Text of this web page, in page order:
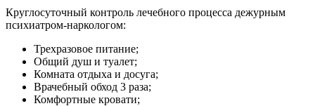
Круглосуточный контроль лечебного процесса дежурным
психиатром-наркологом:
Трехразовое питание;
Общий душ и туалет;
Комната отдыха и досуга;
Врачебный обход 3 раза;
Комфортные кровати;